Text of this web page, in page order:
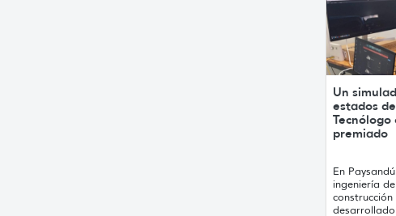
Un
estados
premiado
En
ingeniería